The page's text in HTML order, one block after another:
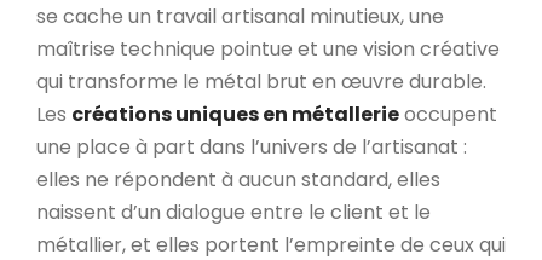
se cache un travail artisanal minutieux, une
maîtrise technique pointue et une vision créative
qui transforme le métal brut en œuvre durable.
Les créations uniques en métallerieoccupent
une place à part dans l’univers de l’artisanat :
elles ne répondent à aucun standard, elles
naissent d’un dialogue entre le client et le
métallier, et elles portent l’empreinte de ceux qui